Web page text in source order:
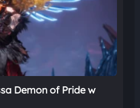
Demon of Pride w